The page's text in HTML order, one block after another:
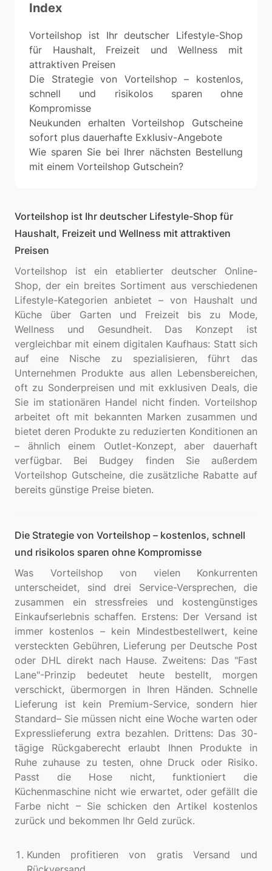
Index
Vorteilshop ist Ihr deutscher Lifestyle-Shop
für Haushalt, Freizeit und Wellness mit
attraktiven Preisen
Die Strategie von Vorteilshop – kostenlos,
schnell und risikolos sparen ohne
Kompromisse
Neukunden erhalten Vorteilshop Gutscheine
sofort plus dauerhafte Exklusiv-Angebote
Wie sparen Sie bei Ihrer nächsten Bestellung
mit einem Vorteilshop Gutschein?
Vorteilshop ist Ihr deutscher Lifestyle-Shop für
Haushalt, Freizeit und Wellness mit attraktiven
Preisen
Vorteilshop ist ein etablierter deutscher Online-
Shop, der ein breites Sortiment aus verschiedenen
Lifestyle-Kategorien anbietet – von Haushalt und
Küche über Garten und Freizeit bis zu Mode,
Wellness und Gesundheit. Das Konzept ist
vergleichbar mit einem digitalen Kaufhaus: Statt sich
auf eine Nische zu spezialisieren, führt das
Unternehmen Produkte aus allen Lebensbereichen,
oft zu Sonderpreisen und mit exklusiven Deals, die
Sie im stationären Handel nicht finden. Vorteilshop
arbeitet oft mit bekannten Marken zusammen und
bietet deren Produkte zu reduzierten Konditionen an
– ähnlich einem Outlet-Konzept, aber dauerhaft
verfügbar. Bei Budgey finden Sie außerdem
Vorteilshop Gutscheine, die zusätzliche Rabatte auf
Die Strategie von Vorteilshop – kostenlos, schnell
und risikolos sparen ohne Kompromisse
Was Vorteilshop von vielen Konkurrenten
unterscheidet, sind drei Service-Versprechen, die
zusammen ein stressfreies und kostengünstiges
Einkaufserlebnis schaffen. Erstens: Der Versand ist
immer kostenlos – kein Mindestbestellwert, keine
versteckten Gebühren, Lieferung per Deutsche Post
oder DHL direkt nach Hause. Zweitens: Das "Fast
Lane"-Prinzip bedeutet heute bestellt, morgen
verschickt, übermorgen in Ihren Händen. Schnelle
Lieferung ist kein Premium-Service, sondern hier
Standard– Sie müssen nicht eine Woche warten oder
Expresslieferung extra bezahlen. Drittens: Das 30-
tägige Rückgaberecht erlaubt Ihnen Produkte in
Ruhe zuhause zu testen, ohne Druck oder Risiko.
Passt die Hose nicht, funktioniert die
Küchenmaschine nicht wie erwartet, oder gefällt die
Farbe nicht – Sie schicken den Artikel kostenlos
zurück und bekommen Ihr Geld zurück.
Kunden profitieren von gratis Versand und